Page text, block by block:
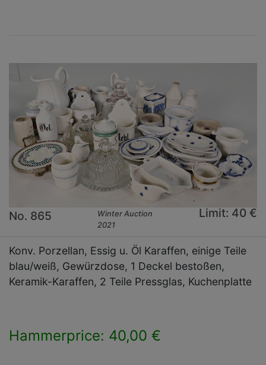
No. 865
Winter Auction
2021
Limit: 40 €
Konv. Porzellan, Essig u. Öl Karaffen, einige Teile
blau/weiß, Gewürzdose, 1 Deckel bestoßen,
Keramik-Karaffen, 2 Teile Pressglas, Kuchenplatte
Hammerprice: 40,00 €